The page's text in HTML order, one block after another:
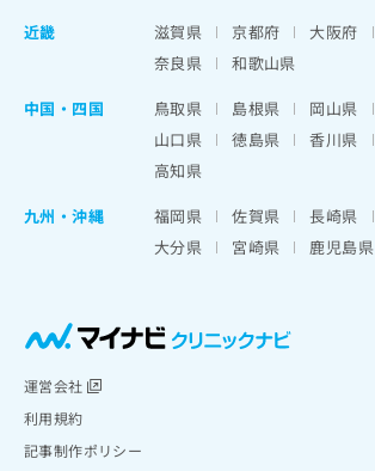
近畿
滋賀県 京都府 大阪府
奈良県
和歌山県
中国・四国
鳥取県 島根県 岡山県
山口県
徳島県 香川県
高知県
九州・沖縄
福岡県 佐賀県 長崎県
大分県
宮崎県 鹿児島県
運営会社
利用規約
記事制作ポリシー